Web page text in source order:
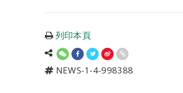
列印本頁
NEWS-1-4-998388